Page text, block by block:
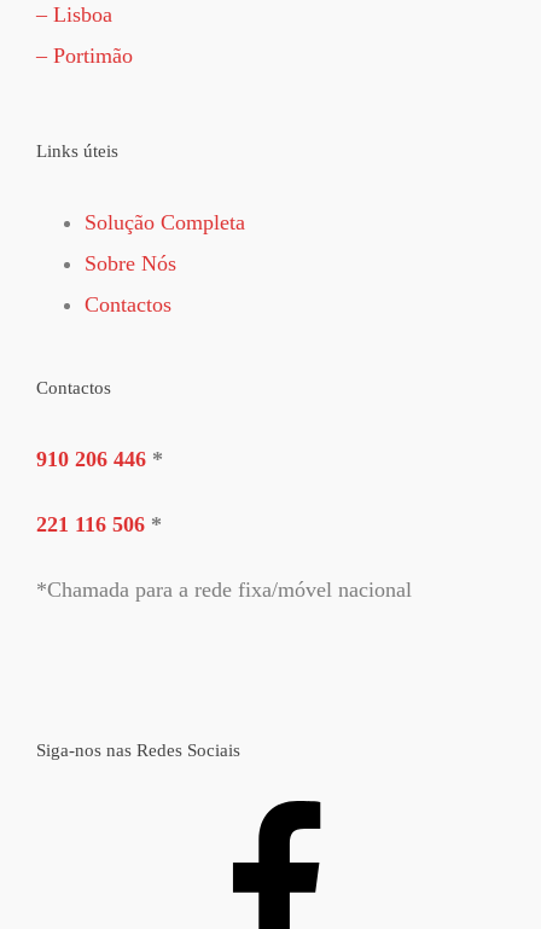
– Lisboa
– Portimão
Links úteis
Solução Completa
Sobre Nós
Contactos
Contactos
910 206 446 *
221 116 506 *
*Chamada para a rede fixa/móvel nacional
Siga-nos nas Redes Sociais